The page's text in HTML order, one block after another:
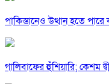
পাকিস্তানেও উত্থান হতে
গালিবাফের হুঁশিয়ারি; কেশম